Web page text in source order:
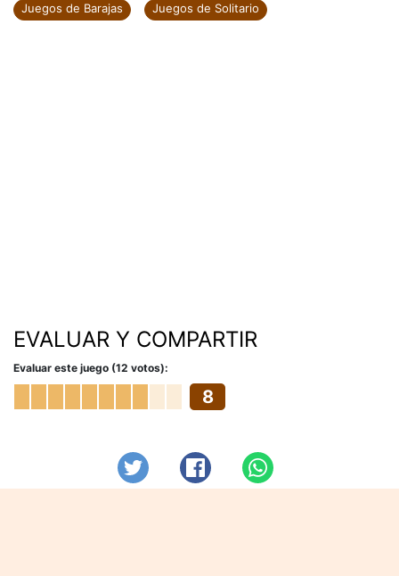
Juegos de Barajas Juegos de Solitario
EVALUAR Y COMPARTIR
Evaluar este juego (12 votos):
8